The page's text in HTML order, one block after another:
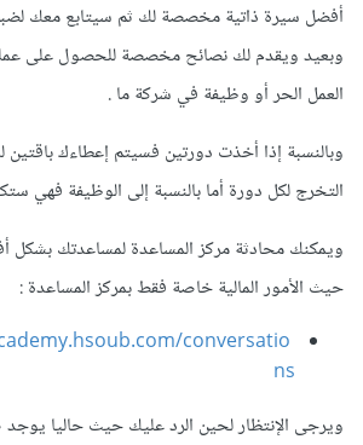
أفضل سيرة ذاتية مخصصة لك ثم سيتابع معك
وبعيد ويقدم لك نصائح مخصصة للحصول على
العمل الحر أو وظيفة في شركة ما .
وبالنسبة إذا أخذت دورتين فسيتم إعطاءك باقتين
التخرج لكل دورة أما بالنسبة إلى الوظيفة فهي
ويمكنك محادثة مركز المساعدة لمساعدتك
حيث الأمور المالية خاصة فقط بمركز المساعدة
conversatio
ns
ويرجى الإنتظار لحين الرد عليك حيث حاليا